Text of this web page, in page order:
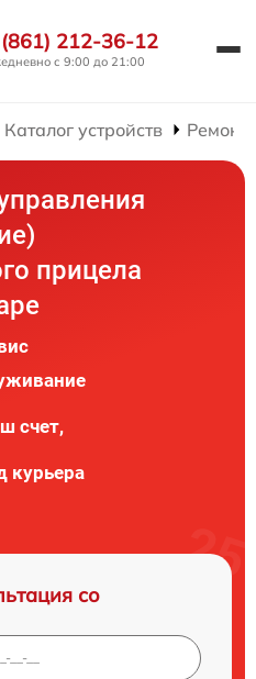
212-36-12
с 9:00 до 21:00
Каталог устройств Ремонт
прицела
счет,
курьера
со